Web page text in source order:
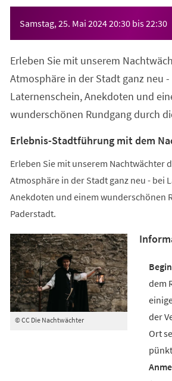
Samstag, 25. Mai 202420:30 bis22:30
Erleben Sie mit unserem
Atmosphäre in der Stadt ganz neu -
Laternenschein, Anekdoten und
wunderschönen Rundgang durch
Erlebnis-Stadtführung mit dem
Erleben Sie mit unserem Nachtwächter
Atmosphäre in der Stadt ganz neu - bei
Anekdoten und einem wunderschönen
Paderstadt.
© CC Die Nachtwächter
dem
der
Ort